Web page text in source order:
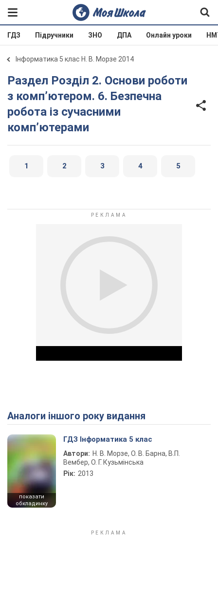
ГДЗ Підручники ЗНО ДПА Онлайн уроки
Інформатика 5 клас Н. В. Морзе 2014
Раздел Розділ 2. Основи роботи
з комп’ютером. 6. Безпечна
робота із сучасними
комп’ютерами
1 2 3 4 5
Play Video
Аналоги іншого року видання
показати
обкладинку
ГДЗ Інформатика 5 клас
Автори: Н. В. Морзе, О. В. Барна, В.П.
Вембер, О. Г. Кузьмінська
Рік: 2013